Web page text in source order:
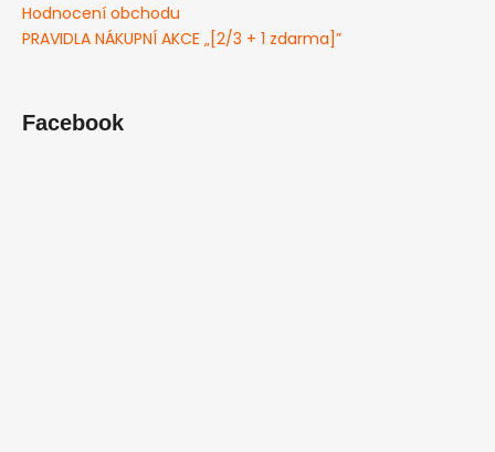
Hodnocení obchodu
PRAVIDLA NÁKUPNÍ AKCE „[2/3 + 1 zdarma]”
Facebook